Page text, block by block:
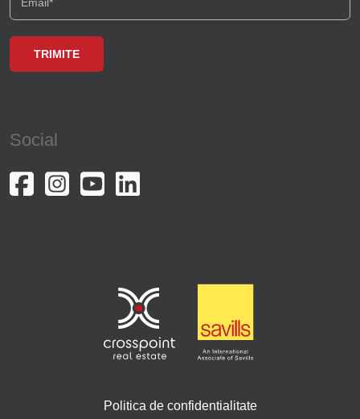
Social
Politica de confidentialitate